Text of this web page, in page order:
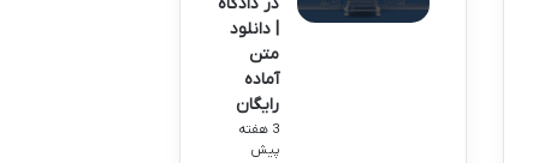
| دانلود
متن
آماده
رایگان
3 هفته
پیش